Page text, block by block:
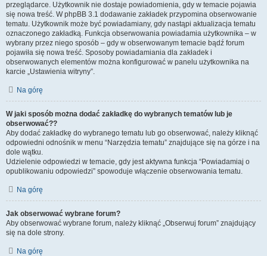
przeglądarce. Użytkownik nie dostaje powiadomienia, gdy w temacie pojawia
się nowa treść. W phpBB 3.1 dodawanie zakładek przypomina obserwowanie
tematu. Użytkownik może być powiadamiany, gdy nastąpi aktualizacja tematu
oznaczonego zakładką. Funkcja obserwowania powiadamia użytkownika – w
wybrany przez niego sposób – gdy w obserwowanym temacie bądź forum
pojawiła się nowa treść. Sposoby powiadamiania dla zakładek i
obserwowanych elementów można konfigurować w panelu użytkownika na
karcie „Ustawienia witryny”.
Na górę
W jaki sposób można dodać zakładkę do wybranych tematów lub je
obserwować??
Aby dodać zakładkę do wybranego tematu lub go obserwować, należy kliknąć
odpowiedni odnośnik w menu “Narzędzia tematu” znajdujące się na górze i na
dole wątku.
Udzielenie odpowiedzi w temacie, gdy jest aktywna funkcja “Powiadamiaj o
opublikowaniu odpowiedzi” spowoduje włączenie obserwowania tematu.
Na górę
Jak obserwować wybrane forum?
Aby obserwować wybrane forum, należy kliknąć „Obserwuj forum” znajdujący
się na dole strony.
Na górę